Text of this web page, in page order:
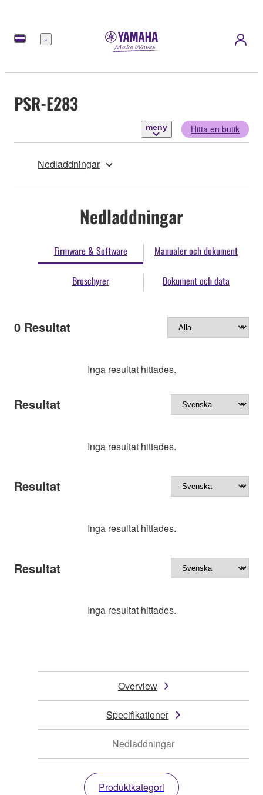
meny
PSR-E283
meny Hitta en butik
Nedladdningar
Nedladdningar
Firmware & Software Manualer och dokument
Broschyrer Dokument och data
0 Resultat
Inga resultat hittades.
Resultat
Inga resultat hittades.
Resultat
Inga resultat hittades.
Resultat
Inga resultat hittades.
Overview
Specifikationer
Nedladdningar
Produktkategori